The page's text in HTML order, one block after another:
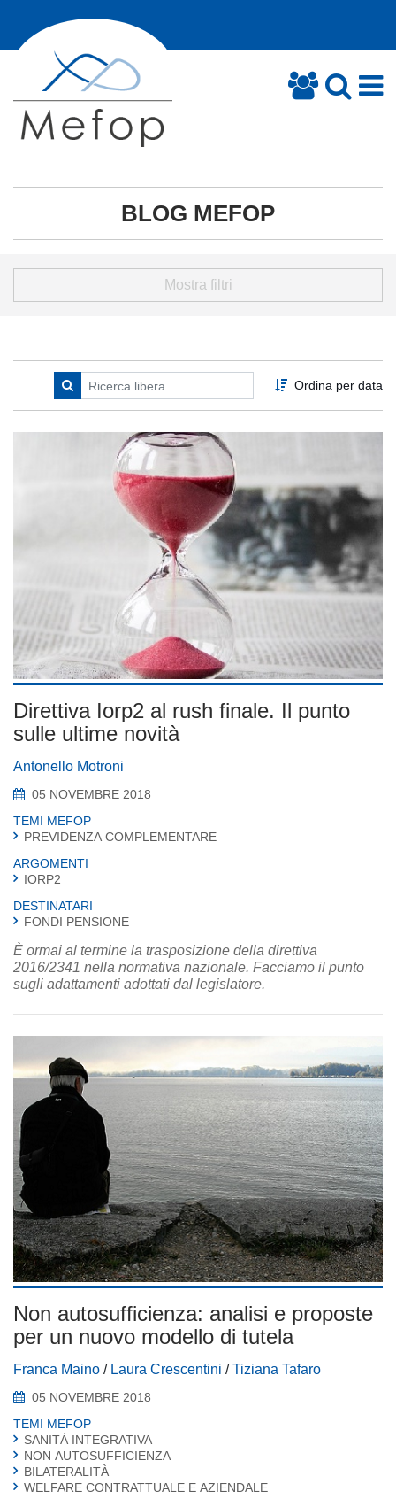
BLOG MEFOP
Mostra filtri
Ordina per data
Direttiva Iorp2 al rush finale. Il punto
sulle ultime novità
Antonello Motroni
05 NOVEMBRE 2018
TEMI MEFOP
PREVIDENZA COMPLEMENTARE
ARGOMENTI
IORP2
DESTINATARI
FONDI PENSIONE
È ormai al termine la trasposizione della direttiva
2016/2341 nella normativa nazionale. Facciamo il punto
sugli adattamenti adottati dal legislatore.
Non autosufficienza: analisi e proposte
per un nuovo modello di tutela
Franca Maino / Laura Crescentini /Tiziana Tafaro
05 NOVEMBRE 2018
TEMI MEFOP
SANITÀ INTEGRATIVA
NON AUTOSUFFICIENZA
BILATERALITÀ
WELFARE CONTRATTUALE E AZIENDALE